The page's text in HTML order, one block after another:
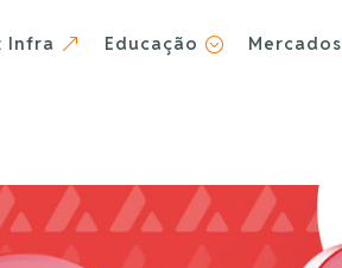
&
Infra ;
Educação Mercados